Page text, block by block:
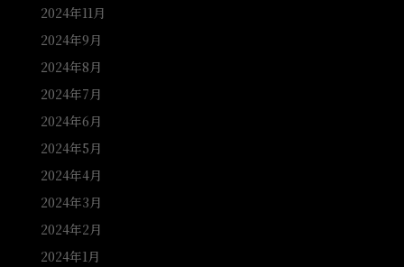
2024年11月
2024年9月
2024年8月
2024年7月
2024年6月
2024年5月
2024年4月
2024年3月
2024年2月
2024年1月